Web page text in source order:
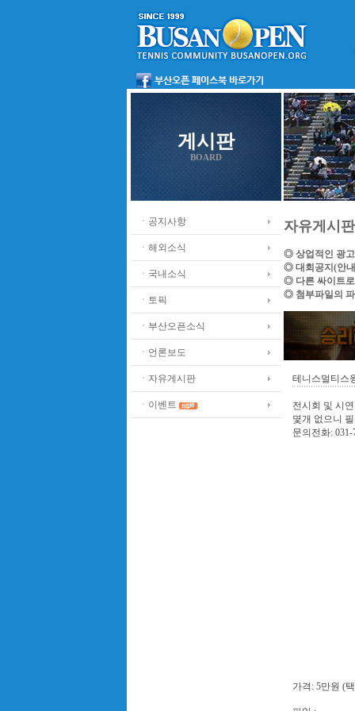
게시판
BOARD
ㆍ공지사항
ㆍ해외소식
ㆍ국내소식
ㆍ토픽
ㆍ부산오픈소식
ㆍ언론보도
ㆍ자유게시판
ㆍ이벤트
자유게시판
◎ 상업적인 광고
◎ 대회공지(안
◎ 다른 싸이트로
◎ 첨부파일의
테니스멀티스
전시회 및 시
몇개 없으니
문의전화: 031-
가격: 5만원 (